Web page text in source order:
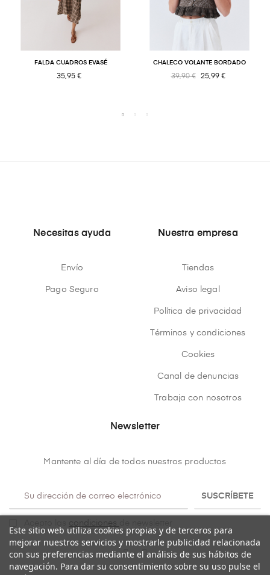
FALDA CUADROS EVASÉ
35,95 €
CHALECO VOLANTE BORDADO
39,90 € 25,99 €
Necesitas ayuda
Envío
Pago Seguro
Nuestra empresa
Tiendas
Aviso legal
Política de privacidad
Términos y condiciones
Cookies
Canal de denuncias
Trabaja con nosotros
Newsletter
Mantente al día de todos nuestros productos
SUSCRÍBETE
condiciones
Este sitio web utiliza cookies propias y de terceros para
mejorar nuestros servicios y mostrarle publicidad relacionada
con sus preferencias mediante el análisis de sus hábitos de
navegación. Para dar su consentimiento sobre su uso pulse el